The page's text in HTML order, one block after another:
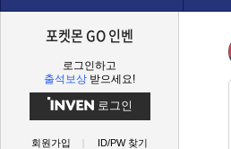
포켓몬 GO 인벤
로그인하고
출석보상 받으세요!
로그인
회원가입 ID/PW 찾기